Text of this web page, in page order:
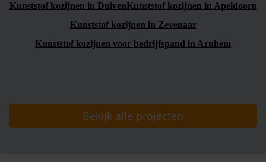
Kunststof kozijnen in DuivenKunststof kozijnen in Apeldoorn
Kunststof kozijnen in Zevenaar
Kunststof kozijnen voor bedrijfspand in Arnhem
Bekijk alle projecten